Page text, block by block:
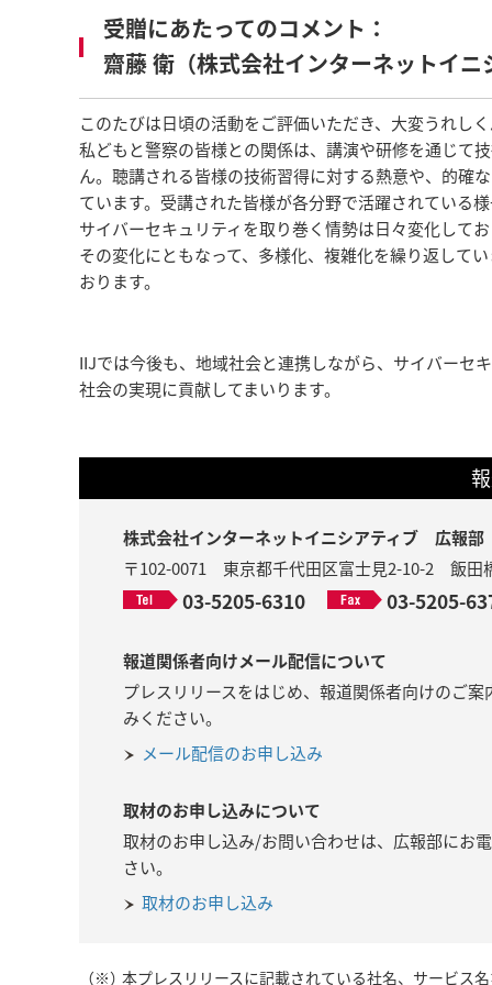
受贈にあたってのコメント：
齋藤 衛（株式会社インターネットイ
このたびは日頃の活動をご評価いただき、大変うれし
私どもと警察の皆様との関係は、講演や研修を通じて
ん。聴講される皆様の技術習得に対する熱意や、的確
ています。受講された皆様が各分野で活躍されている
サイバーセキュリティを取り巻く情勢は日々変化して
その変化にともなって、多様化、複雑化を繰り返して
おります。
IIJでは今後も、地域社会と連携しながら、サイバーセ
社会の実現に貢献してまいります。
株式会社インターネットイニシアティブ 広報部
〒102-0071 東京都千代田区富士見2-10-2 飯田
03-5205-6310 03-5205-
報道関係者向けメール配信について
プレスリリースをはじめ、報道関係者向けのご
みください。
メール配信のお申し込み
取材のお申し込みについて
取材のお申し込み/お問い合わせは、広報部にお
さい。
取材のお申し込み
（※）本プレスリリースに記載されている社名、サービス